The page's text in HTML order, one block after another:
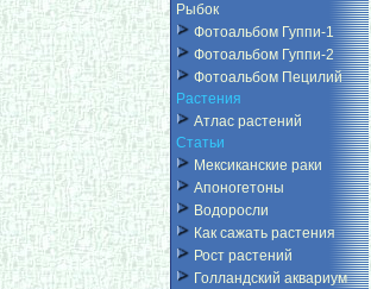
Рыбок
Фотоальбом Гуппи-1
Фотоальбом Гуппи-2
Фотоальбом Пецилий
Растения
Атлас растений
Статьи
Мексиканские раки
Апоногетоны
Водоросли
Как сажать растения
Рост растений
Голландский аквариум